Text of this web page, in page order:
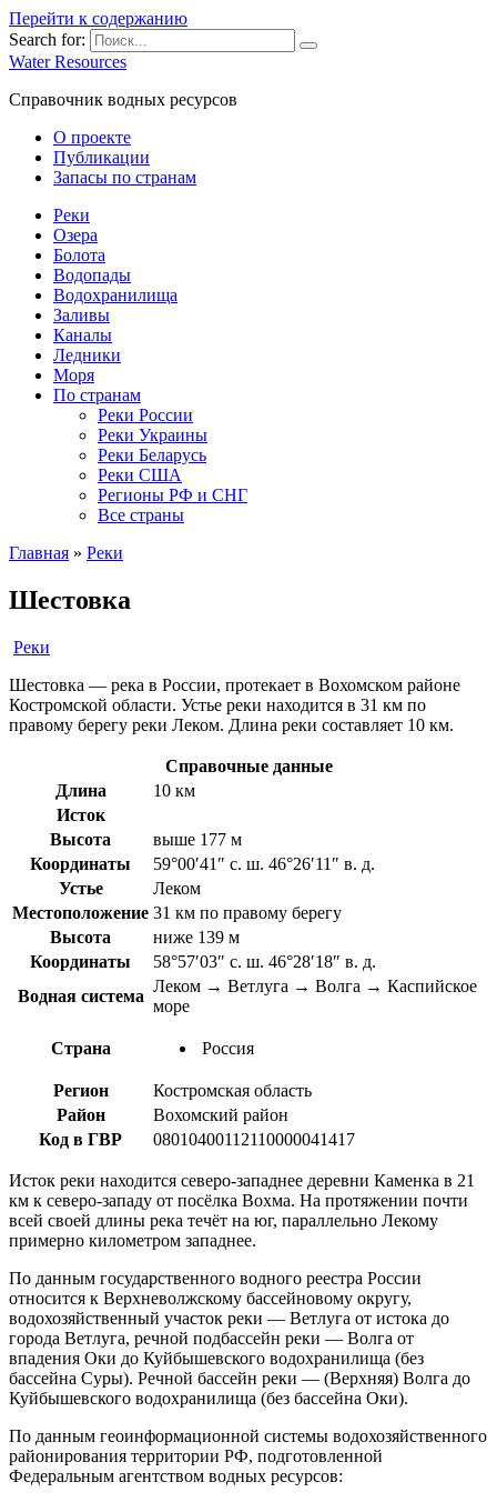
Перейти к содержанию
Search for:
Water Resources
Справочник водных ресурсов
О проекте
Публикации
Запасы по странам
Реки
Озера
Болота
Водопады
Водохранилища
Заливы
Каналы
Ледники
Моря
По странам
Реки России
Реки Украины
Реки Беларусь
Реки США
Регионы РФ и СНГ
Все страны
Главная » Реки
Шестовка
Реки
Шестовка — река в России, протекает в Вохомском районе
Костромской области. Устье реки находится в 31 км по
правому берегу реки Леком. Длина реки составляет 10 км.
Справочные данные
Длина
10 км
Исток
Высота
выше 177 м
Координаты
59°00′41″ с. ш. 46°26′11″ в. д.
Устье
Леком
Местоположение 31 км по правому берегу
Высота
ниже 139 м
Координаты
58°57′03″ с. ш. 46°28′18″ в. д.
Водная система
Леком → Ветлуга → Волга → Каспийское
море
Страна Россия
Регион
Костромская область
Район
Вохомский район
Код в ГВР
08010400112110000041417
Исток реки находится северо-западнее деревни Каменка в 21
км к северо-западу от посёлка Вохма. На протяжении почти
всей своей длины река течёт на юг, параллельно Лекому
примерно километром западнее.
По данным государственного водного реестра России
относится к Верхневолжскому бассейновому округу,
водохозяйственный участок реки — Ветлуга от истока до
города Ветлуга, речной подбассейн реки — Волга от
впадения Оки до Куйбышевского водохранилища (без
бассейна Суры). Речной бассейн реки — (Верхняя) Волга до
Куйбышевского водохранилища (без бассейна Оки).
По данным геоинформационной системы водохозяйственного
районирования территории РФ, подготовленной
Федеральным агентством водных ресурсов: